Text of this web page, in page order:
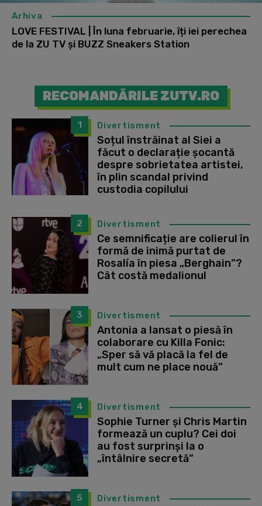
Arhiva
LOVE FESTIVAL | În luna februarie, îți iei perechea
de la ZU TV și BUZZ Sneakers Station
RECOMANDĂRILE ZUTV.RO
1 Divertisment
Soțul înstrăinat al Siei a
făcut o declarație șocantă
despre sobrietatea artistei,
în plin scandal privind
custodia copilului
2 Divertisment
Ce semnificație are colierul în
formă de inimă purtat de
Rosalía în piesa „Berghain”?
Cât costă medalionul
3 Divertisment
Antonia a lansat o piesă în
colaborare cu Killa Fonic:
„Sper să vă placă la fel de
mult cum ne place nouă”
4 Divertisment
Sophie Turner și Chris Martin
formează un cuplu? Cei doi
au fost surprinși la o
„întâlnire secretă”
5 Divertisment